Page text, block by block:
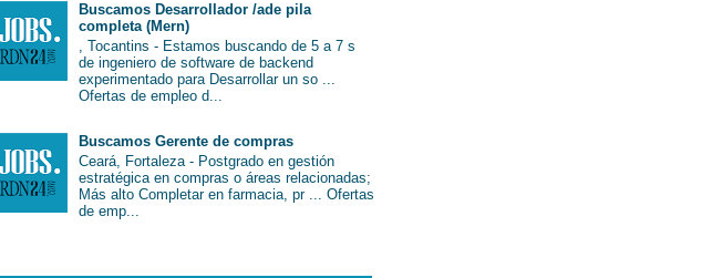
Buscamos Desarrollador /ade pila
completa (Mern)
, Tocantins - Estamos buscando de 5 a 7 s
de ingeniero de software de backend
experimentado para Desarrollar un so ...
Ofertas de empleo d...
Buscamos Gerente de compras
Ceará, Fortaleza - Postgrado en gestión
estratégica en compras o áreas relacionadas;
Más alto Completar en farmacia, pr ... Ofertas
de emp...